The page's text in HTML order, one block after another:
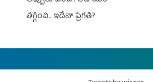
తగ్గించి.. ఇదేనా ప్రగతి?